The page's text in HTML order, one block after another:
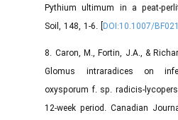
Pythium ultimum in a peat-
Soil, 148, 1-6. [DOI:10.1007/
8. Caron, M., Fortin, J.A., &
Glomus intraradices on
oxysporum f. sp. radicis-
12-week period. Canadian